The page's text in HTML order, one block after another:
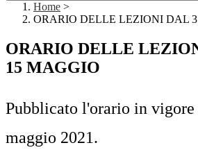
Home >
ORARIO DELLE LEZIONI DAL
ORARIO DELLE
15 MAGGIO
Pubblicato l'orario in vigore
maggio 2021.